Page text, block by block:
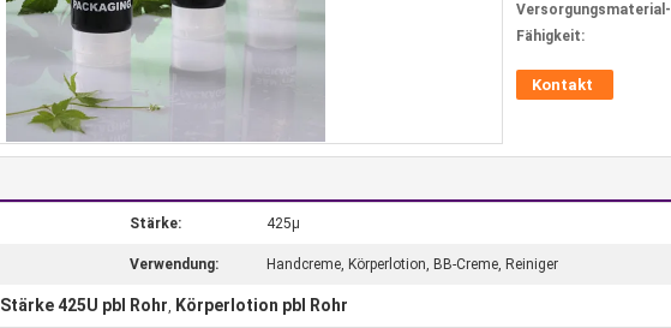
Versorgungsmaterial-
Fähigkeit:
Kontakt
Stärke: 425μ
Verwendung: Handcreme, Körperlotion, BB-Creme, Reiniger
Stärke 425U pbl Rohr, Körperlotion pbl Rohr